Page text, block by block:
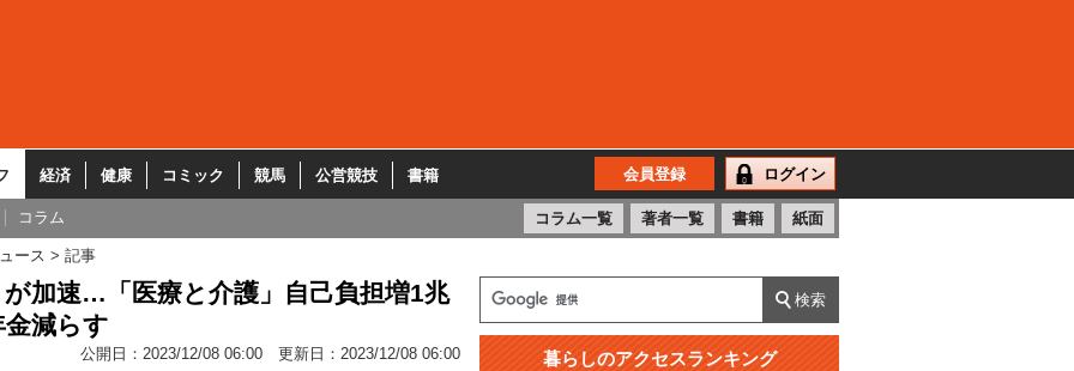
経済 健康 コミック 競馬 公営競技 書籍 会員登録 ログイン
コラム コラム一覧 著者一覧 書籍 紙面
ース 記事
加速…「医療と介護」自己負担増1兆
減らす
公開日： 2023/12/08 06:00 更新日： 2023/12/08 06:00 暮らしのアクセスランキング